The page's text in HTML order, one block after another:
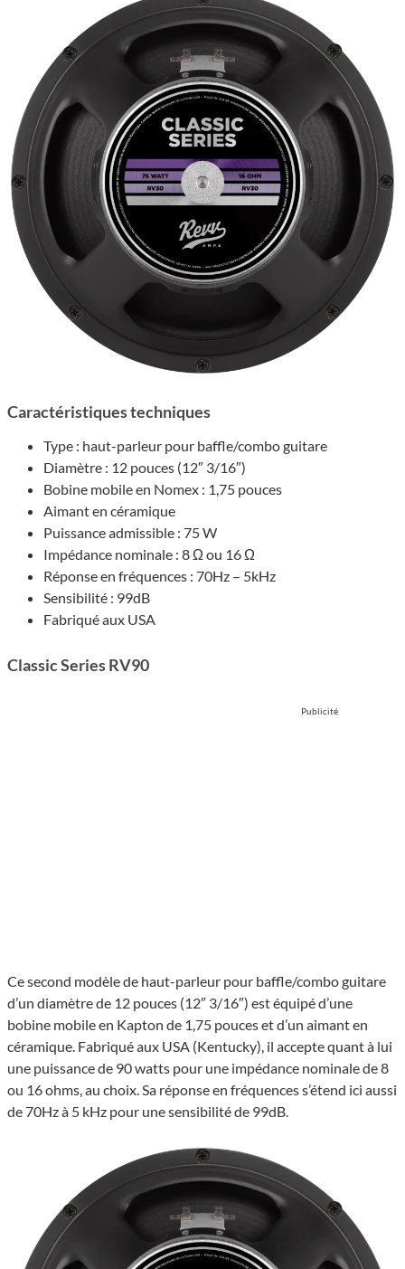
Caractéristiques techniques
Type : haut-parleur pour baffle/combo guitare
Diamètre : 12 pouces (12″ 3/16″)
Bobine mobile en Nomex : 1,75 pouces
Aimant en céra­mique
Puis­sance admis­sible : 75 W
Impédance nominale : 8 Ω ou 16 Ω
Réponse en fréquences : 70Hz – 5kHz
Sensi­bi­lité : 99dB
Fabriqué aux USA
Classic Series RV90
Publicité
Ce second modèle de haut-parleur pour baffle/combo guitare
d’un diamètre de 12 pouces (12″ 3/16″) est équipé d’une
bobine mobile en Kapton de 1,75 pouces et d’un aimant en
céramique. Fabriqué aux USA (Kentucky), il accepte quant à lui
une puissance de 90 watts pour une impédance nominale de 8
ou 16 ohms, au choix. Sa réponse en fréquences s’étend ici aussi
de 70Hz à 5 kHz pour une sensibilité de 99dB.